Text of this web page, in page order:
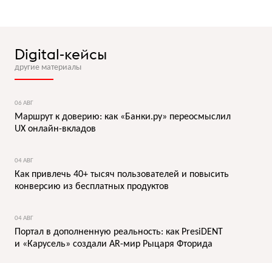
Digital-кейсы
другие материалы
06 АВГ
Маршрут к доверию: как «Банки.ру» переосмыслил
UX онлайн-вкладов
04 АВГ
Как привлечь 40+ тысяч пользователей и повысить
конверсию из бесплатных продуктов
04 АВГ
Портал в дополненную реальность: как PresiDENT
и «Карусель» создали AR-мир Рыцаря Фторида